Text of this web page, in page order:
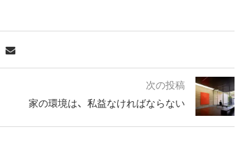
次の投稿
家の環境は、私益なければならない